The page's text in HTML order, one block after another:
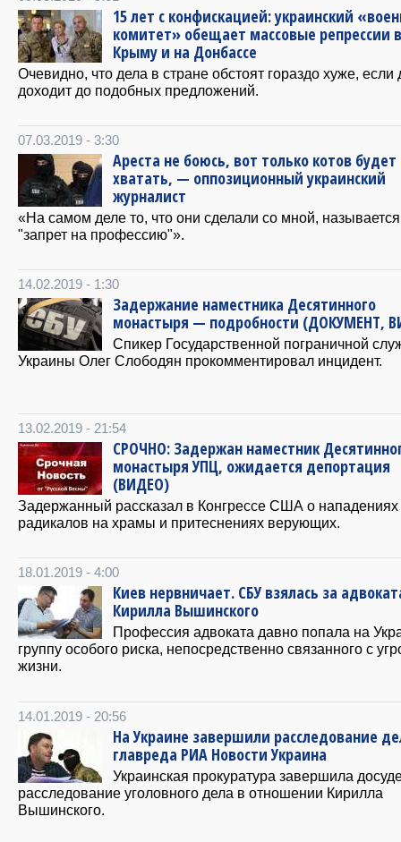
15 лет с конфискацией: украинский
комитет» обещает массовые репрессии в
Крыму и на Донбассе
Очевидно, что дела в стране обстоят гораздо хуже, если
доходит до подобных предложений.
07.03.2019 - 3:30
Ареста не боюсь, вот только котов будет
хватать, — оппозиционный украинский
журналист
«На самом деле то, что они сделали со мной, называется
"запрет на профессию"».
14.02.2019 - 1:30
Задержание наместника Десятинного
монастыря — подробности (ДОКУМЕНТ,
Спикер Государственной пограничной
Украины Олег Слободян прокомментировал инцидент.
13.02.2019 - 21:54
СРОЧНО: Задержан наместник
монастыря УПЦ, ожидается депортация
(ВИДЕО)
Задержанный рассказал в Конгрессе США о нападениях
радикалов на храмы и притеснениях верующих.
18.01.2019 - 4:00
Киев нервничает. СБУ взялась за
Кирилла Вышинского
Профессия адвоката давно попала на
группу особого риска, непосредственно связанного с
жизни.
14.01.2019 - 20:56
На Украине завершили расследование
главреда РИА Новости Украина
Украинская прокуратура завершила
расследование уголовного дела в отношении Кирилла
Вышинского.